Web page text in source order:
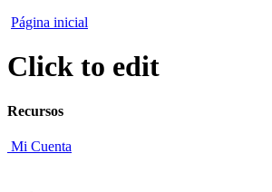
Página inicial
Click to edit
Recursos
Mi Cuenta